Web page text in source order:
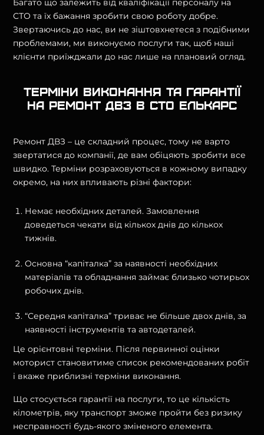
Багато що залежить від кваліфікації персоналу на
СТО та їх бажання зробити свою роботу добре.
Звертаючись до нас, ви не зіштовхнетеся з подібними
проблемами, ми виконуємо послуги так, щоб наші
клієнти приїжджали до нас лише на плановий огляд.
Терміни виконання та гарантії
на ремонт ДВЗ в СТО Елькарс
Ремонт ДВЗ – це складний процес, тому не варто
звертатися до компанії, де вам обіцяють зробити все
швидко. Терміни розраховуються в кожному випадку
окремо, на них впливають різні фактори:
Немає необхідних деталей. Замовлення
доведеться чекати від кількох днів до кількох
тижнів.
Основна “капіталка” за наявності необхідних
матеріалів та обладнання займає близько чотирьох
робочих днів.
“Середня капіталка” триває не більше двох днів, за
наявності інструментів та автодеталей.
Це орієнтовні терміни. Після первинної оцінки
моторист становитиме список рекомендованих робіт
і вкаже приблизні терміни виконання.
Що стосується гарантії на послуги, то це кількість
кілометрів, яку транспорт зможе пройти без ризику
несправності будь-якого зміненого елемента.